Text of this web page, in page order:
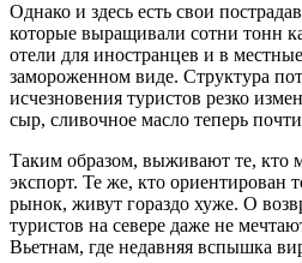
Однако и здесь есть свои
которые выращивали сотни тонн
отели для иностранцев и в
замороженном виде. Структура
исчезновения туристов резко
сыр, сливочное масло теперь
Таким образом, выживают те, кто
экспорт. Те же, кто ориентирован
рынок, живут гораздо хуже. О
туристов на севере даже не
Вьетнам, где недавняя вспышка